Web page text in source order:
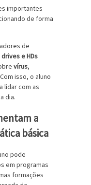
importantes
de forma
de
e HDs
vírus,
isso, o aluno
lidar com as
dia.
a
básica
pode
em programas
formações